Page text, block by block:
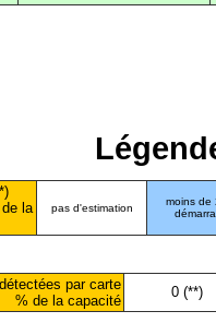
la
pas d'estimation
moins de
par carte
% de la capacité
0 (**)